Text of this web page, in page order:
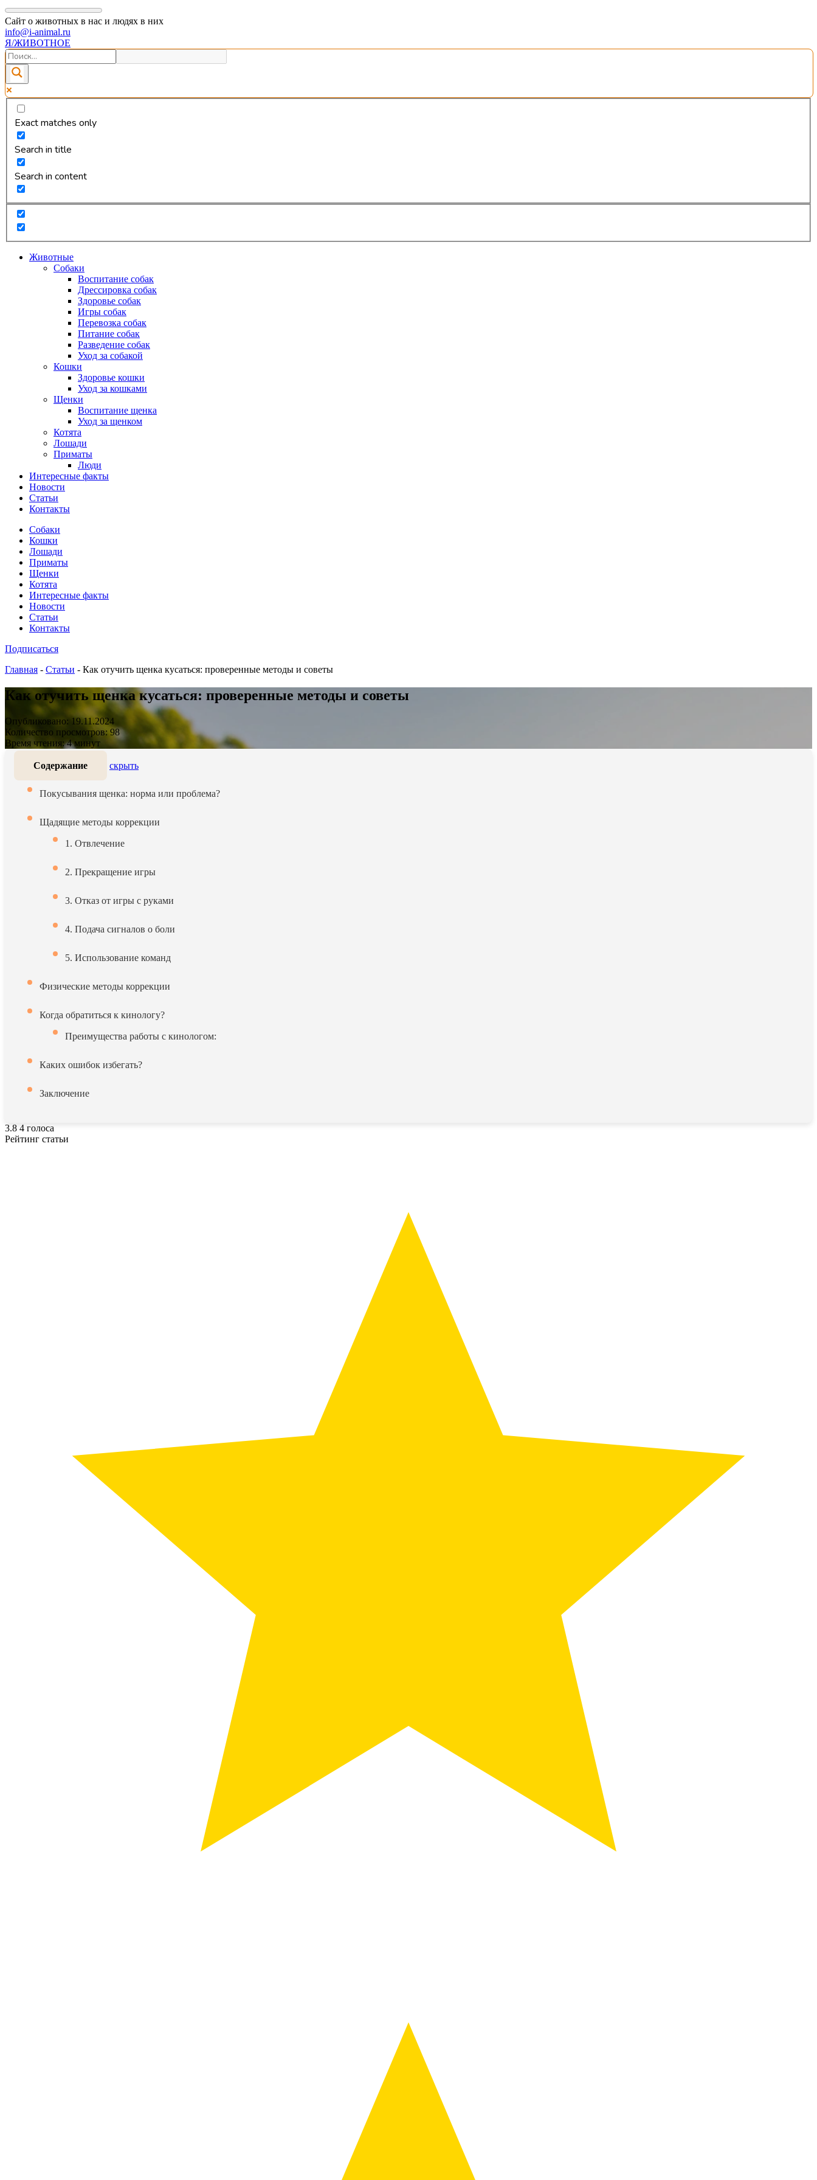
Сайт о животных в нас и людях в них
info@i-animal.ru
Я/ЖИВОТНОЕ
Exact matches only
Search in title
Search in content
Животные
Собаки
Воспитание собак
Дрессировка собак
Здоровье собак
Игры собак
Перевозка собак
Питание собак
Разведение собак
Уход за собакой
Кошки
Здоровье кошки
Уход за кошками
Щенки
Воспитание щенка
Уход за щенком
Котята
Лошади
Приматы
Люди
Интересные факты
Новости
Статьи
Контакты
Собаки
Кошки
Лошади
Приматы
Щенки
Котята
Интересные факты
Новости
Статьи
Контакты
Подписаться
Главная - Статьи - Как отучить щенка кусаться: проверенные методы и советы
Как отучить щенка кусаться: проверенные методы и советы
Опубликовано: 19.11.2024
Количество просмотров: 98
Время чтения: 4 минут
Содержание скрыть
Покусывания щенка: норма или проблема?
Щадящие методы коррекции
1. Отвлечение
2. Прекращение игры
3. Отказ от игры с руками
4. Подача сигналов о боли
5. Использование команд
Физические методы коррекции
Когда обратиться к кинологу?
Преимущества работы с кинологом:
Каких ошибок избегать?
Заключение
3.8 4 голоса
Рейтинг статьи